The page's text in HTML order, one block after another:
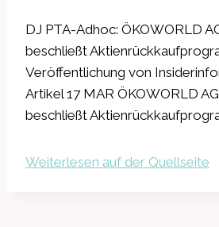
DJ PTA-Adhoc: ÖKOWORLD
beschließt
Veröffentlichung von
Artikel 17 MAR ÖKOWORLD
beschließt
Weiterlesen auf der Quellseite